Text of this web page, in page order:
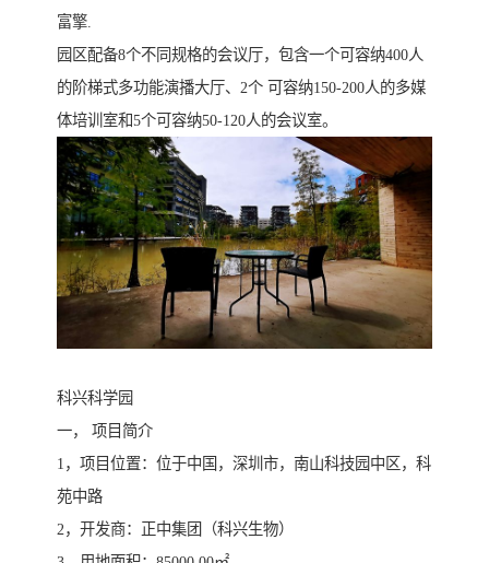
富擎.
园区配备8个不同规格的会议厅，包含一个可容纳400人
的阶梯式多功能演播大厅、2个 可容纳150-200人的多媒
体培训室和5个可容纳50-120人的会议室。
科兴科学园
一， 项目简介
1，项目位置：位于中国，深圳市，南山科技园中区，科
苑中路
2，开发商：正中集团（科兴生物）